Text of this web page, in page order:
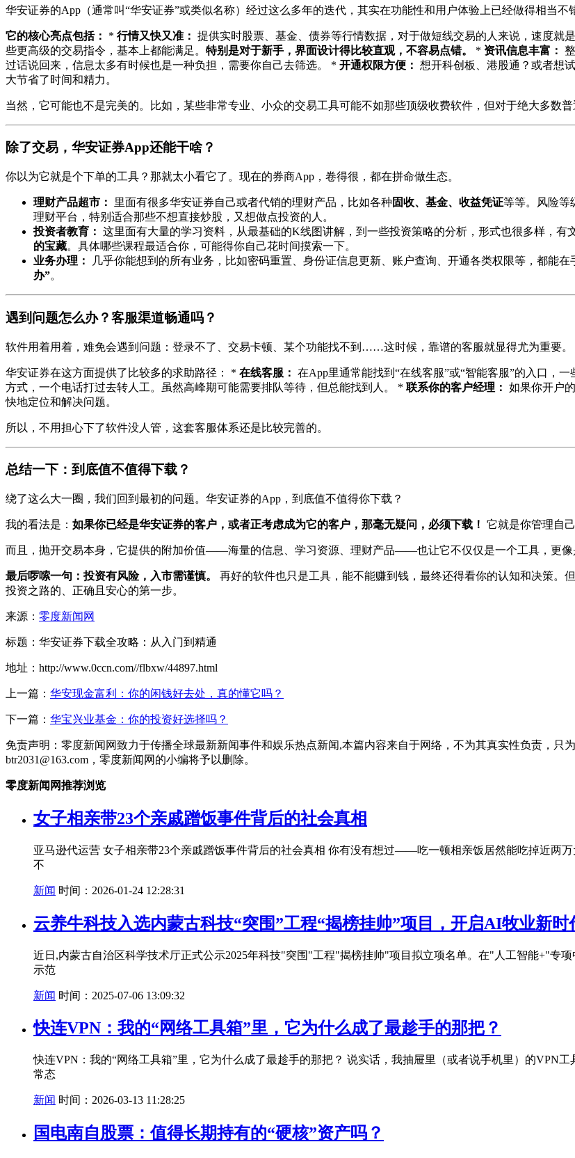
华安证券的App（通常叫“华安证券”或类似名称）经过这么多年的迭代，其实在功能性和用户体验上已经做得相当
它的核心亮点包括： * 行情又快又准： 提供实时股票、基金、债券等行情数据，对于做短线交易的人来说，速度就
些更高级的交易指令，基本上都能满足。 特别是对于新手，界面设计得比较直观，不容易点错。 * 资讯信息丰富：
过话说回来，信息太多有时候也是一种负担，需要你自己去筛选。 * 开通权限方便： 想开科创板、港股通？或者想
大节省了时间和精力。
当然，它可能也不是完美的。比如，某些非常专业、小众的交易工具可能不如那些顶级收费软件，但对于绝大多数
除了交易，华安证券App还能干啥？
你以为它就是个下单的工具？那就太小看它了。现在的券商App，卷得很，都在拼命做生态。
理财产品超市： 里面有很多华安证券自己或者代销的理财产品，比如各种 固收、基金、收益凭证等等。风险等
理财平台，特别适合那些不想直接炒股，又想做点投资的人。
投资者教育： 这里面有大量的学习资料，从最基础的K线图讲解，到一些投资策略的分析，形式也很多样，有
的宝藏。具体哪些课程最适合你，可能得你自己花时间摸索一下。
业务办理：
几乎你能想到的所有业务，比如密码重置、身份证信息更新、账户查询、开通各类权限等，都能在
办”。
遇到问题怎么办？客服渠道畅通吗？
软件用着用着，难免会遇到问题：登录不了、交易卡顿、某个功能找不到……这时候，靠谱的客服就显得尤为重要。
华安证券在这方面提供了比较多的求助路径： * 在线客服： 在App里通常能找到“在线客服”或“智能客服”的入口，
方式，一个电话打过去转人工。虽然高峰期可能需要排队等待，但总能找到人。 * 联系你的客户经理： 如果你开户
快地定位和解决问题。
所以，不用担心下了软件没人管，这套客服体系还是比较完善的。
总结一下：到底值不值得下载？
绕了这么大一圈，我们回到最初的问题。华安证券的App，到底值不值得你下载？
我的看法是： 如果你已经是华安证券的客户，或者正考虑成为它的客户，那毫无疑问，必须下载！ 它就是你管理自
而且，抛开交易本身，它提供的附加价值——海量的信息、学习资源、理财产品——也让它不仅仅是一个工具，更像
最后啰嗦一句：投资有风险，入市需谨慎。
再好的软件也只是工具，能不能赚到钱，最终还得看你的认知和决策。
投资之路的、正确且安心的第一步。
来源： 零度新闻网
标题：华安证券下载全攻略：从入门到精通
地址：http://www.0ccn.com//flbxw/44897.html
上一篇： 华安现金富利：你的闲钱好去处，真的懂它吗？
下一篇： 华宝兴业基金：你的投资好选择吗？
免责声明：零度新闻网致力于传播全球最新新闻事件和娱乐热点新闻,本篇内容来自于网络，不为其真实性负责，只
btr2031@163.com，零度新闻网的小编将予以删除。
零度新闻网推荐浏览
女子相亲带23个亲戚蹭饭事件背后的社会真相
亚马逊代运营 女子相亲带23个亲戚蹭饭事件背后的社会真相 你有没有想过——吃一顿相亲饭居然能吃掉近两
不
新闻 时间：2026-01-24 12:28:31
云养牛科技入选内蒙古科技“突围”工程“揭榜挂帅”项目，开启AI牧业新时
近日,内蒙古自治区科学技术厅正式公示2025年科技"突围"工程"揭榜挂帅"项目拟立项名单。在"人工智能+"专
示范
新闻 时间：2025-07-06 13:09:32
快连VPN：我的“网络工具箱”里，它为什么成了最趁手的那把？
快连VPN：我的“网络工具箱”里，它为什么成了最趁手的那把？ 说实话，我抽屉里（或者说手机里）的VPN
常态
新闻 时间：2026-03-13 11:28:25
国电南自股票：值得长期持有的“硬核”资产吗？